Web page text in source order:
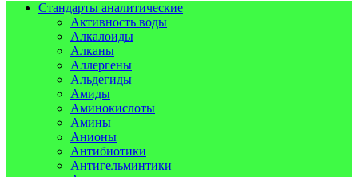
Стандарты аналитические
Активность воды
Алкалоиды
Алканы
Аллергены
Альдегиды
Амиды
Аминокислоты
Амины
Анионы
Антибиотики
Антигельминтики